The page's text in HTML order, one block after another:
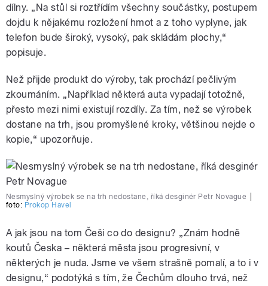
dílny. „Na stůl si roztřídím všechny součástky, postupem
dojdu k nějakému rozložení hmot a z toho vyplyne, jak
telefon bude široký, vysoký, pak skládám plochy,“
popisuje.
Než přijde produkt do výroby, tak prochází pečlivým
zkoumáním. „Například některá auta vypadají totožně,
přesto mezi nimi existují rozdíly. Za tím, než se výrobek
dostane na trh, jsou promyšlené kroky, většinou nejde o
kopie,“ upozorňuje.
Nesmyslný výrobek se na trh nedostane, říká desginér Petr Novague
foto: Prokop Havel
A jak jsou na tom Češi co do designu? „Znám hodně
koutů Česka – některá města jsou progresivní, v
některých je nuda. Jsme ve všem strašně pomalí, a to i v
designu,“ podotýká s tím, že Čechům dlouho trvá, než